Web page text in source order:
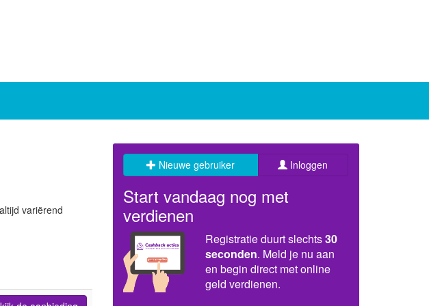
variërend
Nieuwe gebruiker Inloggen
Start vandaag nog met
verdienen
Registratie duurt slechts30
seconden. Meld je nu aan
en begin direct met online
geld verdienen.